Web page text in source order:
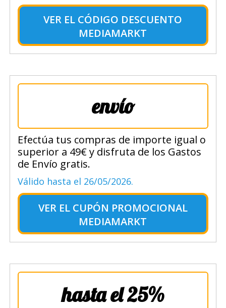
VER EL CÓDIGO DESCUENTO
MEDIAMARKT
envío
Efectúa tus compras de importe igual o
superior a 49€ y disfruta de los Gastos
de Envío gratis.
Válido hasta el 26/05/2026.
VER EL CUPÓN PROMOCIONAL
MEDIAMARKT
hasta el 25%